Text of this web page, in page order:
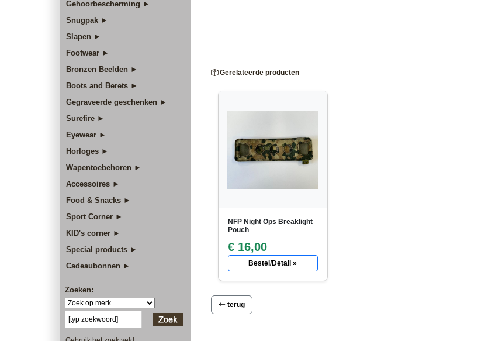
Gehoorbescherming ►
Snugpak ►
Slapen ►
Footwear ►
Bronzen Beelden ►
Boots and Berets ►
Gegraveerde geschenken ►
Surefire ►
Eyewear ►
Horloges ►
Wapentoebehoren ►
Accessoires ►
Food & Snacks ►
Sport Corner ►
KID's corner ►
Special products ►
Cadeaubonnen ►
Zoeken:
Gerelateerde producten
NFP Night Ops Breaklight
Pouch
€ 16,00
Bestel/Detail »
terug